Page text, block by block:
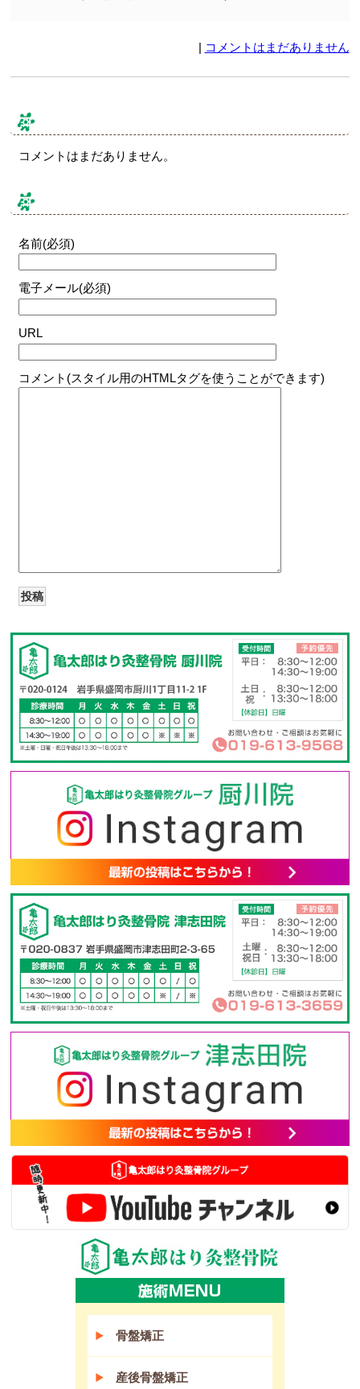
| コメントはまだありません
コメント & トラックバック
コメントはまだありません。
コメントする
名前(必須)
電子メール(必須)
URL
コメント(スタイル用のHTMLタグを使うことができます)
骨盤矯正
産後骨盤矯正